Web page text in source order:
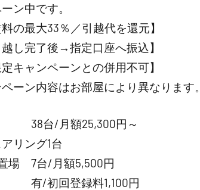
ン中です。
の最大33％／引越代を還元】
し完了後→指定口座へ振込】
キャンペーンとの併用不可】
ーン内容はお部屋により異なります。
38台/月額25,300円～
リング1台
場 7台/月額5,500円
有/初回登録料1,100円